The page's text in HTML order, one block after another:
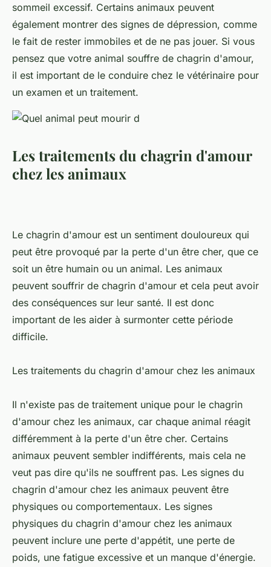
sommeil excessif. Certains animaux peuvent
également montrer des signes de dépression, comme
le fait de rester immobiles et de ne pas jouer. Si vous
pensez que votre animal souffre de chagrin d'amour,
il est important de le conduire chez le vétérinaire pour
un examen et un traitement.
Les traitements du chagrin d'amour
chez les animaux
Le chagrin d'amour est un sentiment douloureux qui
peut être provoqué par la perte d'un être cher, que ce
soit un être humain ou un animal. Les animaux
peuvent souffrir de chagrin d'amour et cela peut avoir
des conséquences sur leur santé. Il est donc
important de les aider à surmonter cette période
difficile.
Les traitements du chagrin d'amour chez les animaux
Il n'existe pas de traitement unique pour le chagrin
d'amour chez les animaux, car chaque animal réagit
différemment à la perte d'un être cher. Certains
animaux peuvent sembler indifférents, mais cela ne
veut pas dire qu'ils ne souffrent pas. Les signes du
chagrin d'amour chez les animaux peuvent être
physiques ou comportementaux. Les signes
physiques du chagrin d'amour chez les animaux
peuvent inclure une perte d'appétit, une perte de
poids, une fatigue excessive et un manque d'énergie.